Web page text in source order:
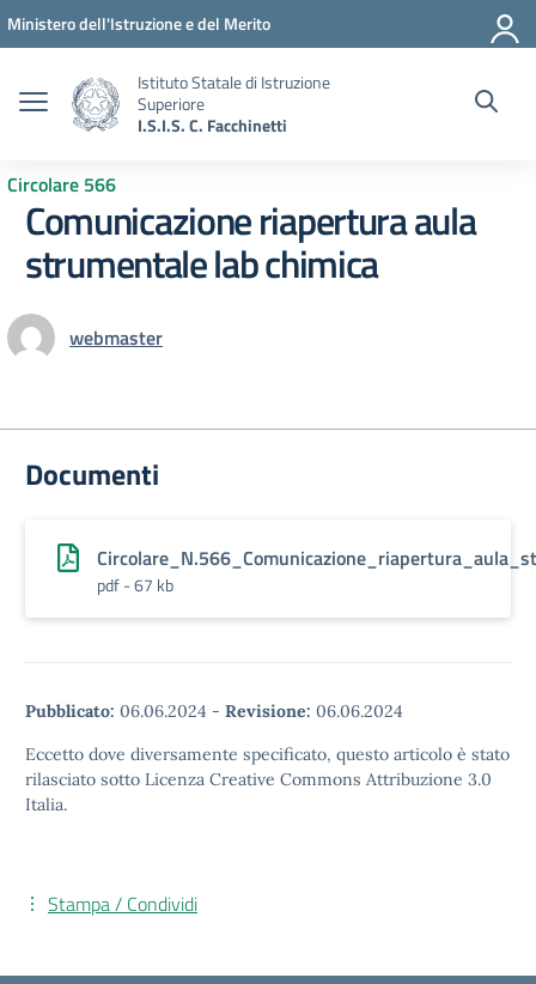
Vai ai contenuti
Vai al menu di navigazione
Vai al footer
Ministero dell'Istruzione e del Merito
Istituto Statale di Istruzione
Superiore
I.S.I.S. C. Facchinetti
Circolare 566
Comunicazione riapertura aula
strumentale lab chimica
webmaster
Documenti
pdf - 67 kb
Pubblicato: 06.06.2024 - Revisione: 06.06.2024
Eccetto dove diversamente specificato, questo articolo è stato
rilasciato sotto Licenza Creative Commons Attribuzione 3.0
Italia.
Stampa / Condividi